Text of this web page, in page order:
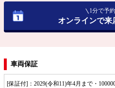
1分で予
オンラインで来
車両保証
[保証付]：2029(令和11)年4月まで・